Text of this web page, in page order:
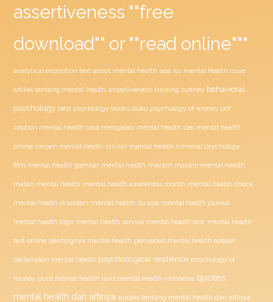
assertiveness ""free
download"" or ""read online"""
analytical exposition text about mental health apa itu mental health issue
artikel tentang mental health assertiveness training sydney behavioral
psychology best psychology books buku psychology of money pdf
caption mental health cara mengatasi mental health cek mental health
online cerpen mental health ciri ciri mental health criminal psychology
film mental health gambar mental health macam macam mental health
materi mental health mental health awareness month mental health check
mental health disorders mental health itu apa mental health journal
mental health logo mental health service mental health test mental health
test online pentingnya mental health penyebab mental health adalah
pertanyaan mental health psychological resilience psychology of
money puisi mental health quiz mental health indonesia quotes
mental health dan artinya quotes tentang mental health dan artinya